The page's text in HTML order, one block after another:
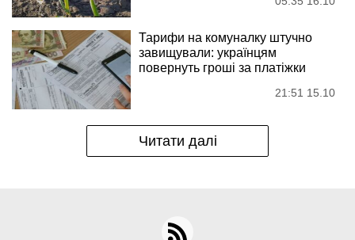
Тарифи на комуналку штучно
завищували: українцям
повернуть гроші за платіжки
21:51 15.10
Читати далі